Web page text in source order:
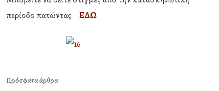
περίοδο πατώνταςΕΔΩ
Πρόσφατα άρθρα